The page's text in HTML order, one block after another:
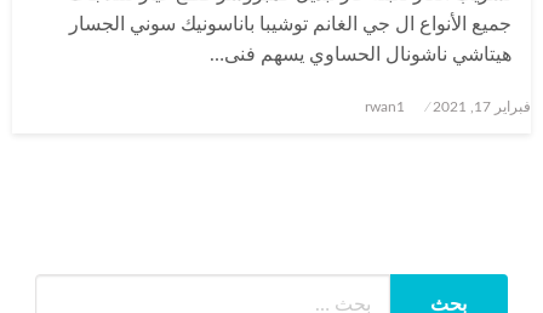
جميع الأنواع ال جي الغانم توشيبا باناسونيك سوني الجسار
هيتاشي ناشونال الحساوي يسهم فنى…
نُشر
فبراير 17, 2021 rwan1